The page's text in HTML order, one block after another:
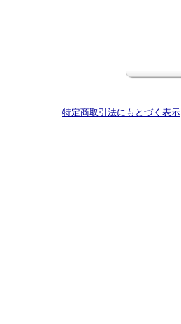
特定商取引法にもとづく表示